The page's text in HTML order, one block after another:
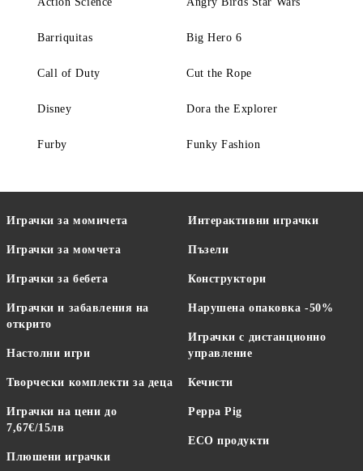
Barriquitas Big Hero 6
Call of Duty Cut the Rope
Disney Dora the Explorer
Furby Funky Fashion
Играчки за момичета
Играчки за момчета
Играчки за бебета
Играчки и забавления на
открито
Настолни игри
Творчески комплекти за деца
Играчки на цени до
7,67€/15лв
Плюшени играчки
Интерактивни играчки
Пъзели
Конструктори
Нарушена опаковка -50%
Играчки с дистанционно
управление
Кечисти
Peppa Pig
ECO продукти